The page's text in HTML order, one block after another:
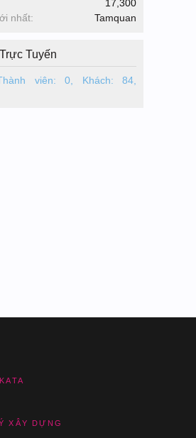
17,300
nhất:
Tamquan
Tuyến
viên: 0, Khách: 84,
XÂY DỰNG